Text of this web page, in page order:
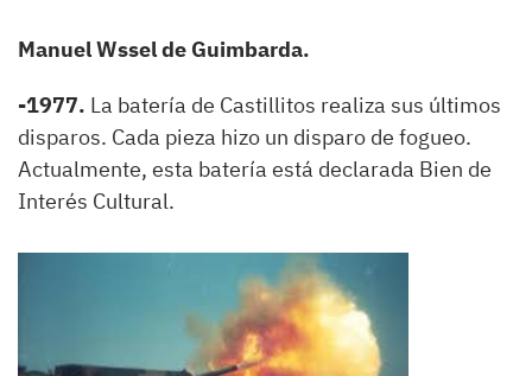
Manuel Wssel de Guimbarda.
-1977. La batería de Castillitos realiza sus últimos
disparos. Cada pieza hizo un disparo de fogueo.
Actualmente, esta batería está declarada Bien de
Interés Cultural.